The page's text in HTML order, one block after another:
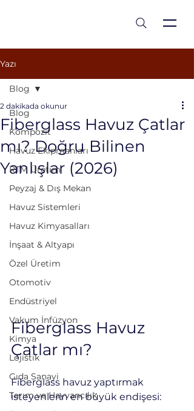
Yazı
Blog
Kompozit
Havuz Ekipmanları
RTM Üretim
Peyzaj & Dış Mekan
Havuz Sistemleri
Havuz Kimyasalları
İnşaat & Altyapı
Özel Üretim
Otomotiv
Endüstriyel
Vakum İnfüzyon
Kimya
Lojistik
Gıda Sanayi
Tarım ve Hayvancılık
Blog
Fiberglass Havuz Çatlar
mı? Doğru Bilinen
Yanlışlar (2026)
2 dakikada okunur
Fiberglass Havuz
Çatlar mı?
Fiberglass havuz yaptırmak
isteyenlerin en büyük endişesi: